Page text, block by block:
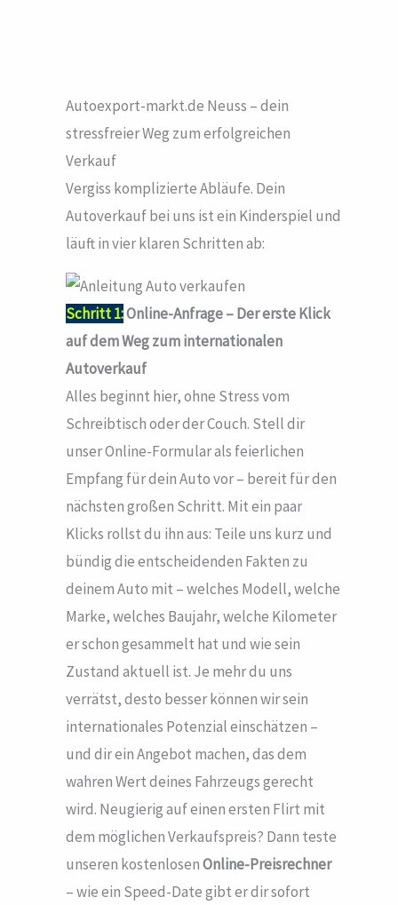
Autoexport-markt.de Neuss – dein
stressfreier Weg zum erfolgreichen
Verkauf
Vergiss komplizierte Abläufe. Dein
Autoverkauf bei uns ist ein Kinderspiel und
läuft in vier klaren Schritten ab:
Schritt 1:Online-Anfrage – Der erste Klick
auf dem Weg zum internationalen
Autoverkauf
Alles beginnt hier, ohne Stress vom
Schreibtisch oder der Couch. Stell dir
unser Online-Formular als feierlichen
Empfang für dein Auto vor – bereit für den
nächsten großen Schritt. Mit ein paar
Klicks rollst du ihn aus: Teile uns kurz und
bündig die entscheidenden Fakten zu
deinem Auto mit – welches Modell, welche
Marke, welches Baujahr, welche Kilometer
er schon gesammelt hat und wie sein
Zustand aktuell ist. Je mehr du uns
verrätst, desto besser können wir sein
internationales Potenzial einschätzen –
und dir ein Angebot machen, das dem
wahren Wert deines Fahrzeugs gerecht
wird. Neugierig auf einen ersten Flirt mit
dem möglichen Verkaufspreis? Dann teste
unseren kostenlosenOnline-Preisrechner
– wie ein Speed-Date gibt er dir sofort